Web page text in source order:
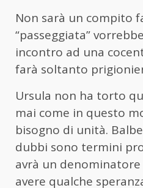
Non sarà un compito
“passeggiata”
incontro ad una
farà soltanto
Ursula non ha torto
mai come in questo
bisogno di unità.
dubbi sono termini
avrà un
avere qualche